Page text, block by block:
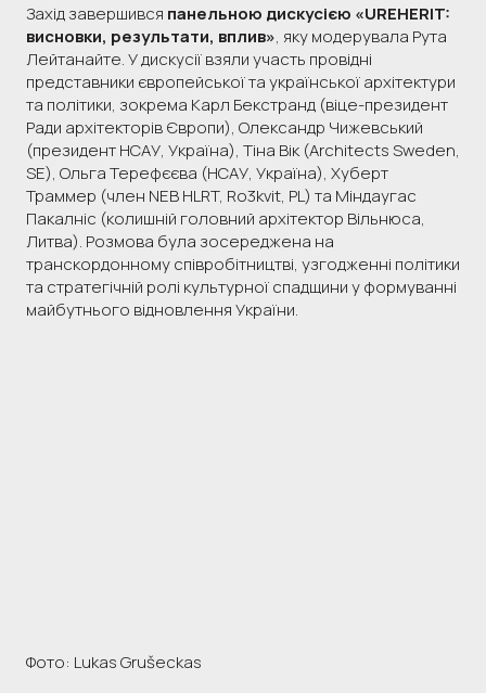
Захід завершився панельною дискусією «UREHERIT:
висновки, результати, вплив», яку модерувала Рута
Лейтанайте. У дискусії взяли участь провідні
представники європейської та української архітектури
та політики, зокрема Карл Бекстранд (віце-президент
Ради архітекторів Європи), Олександр Чижевський
(президент НСАУ, Україна), Тіна Вік (Architects Sweden,
SE), Ольга Терефєєва (НСАУ, Україна), Хуберт
Траммер (член NEB HLRT, Ro3kvit, PL) та Міндаугас
Пакалніс (колишній головний архітектор Вільнюса,
Литва). Розмова була зосереджена на
транскордонному співробітництві, узгодженні політики
та стратегічній ролі культурної спадщини у формуванні
майбутнього відновлення України.
Фото: Lukas Grušeckas